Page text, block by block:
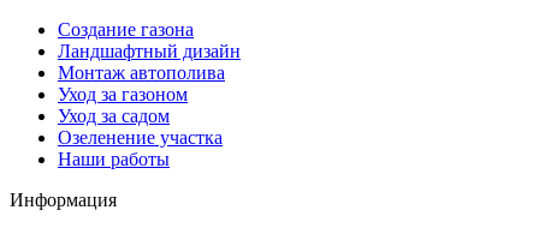
Создание газона
Ландшафтный дизайн
Монтаж автополива
Уход за газоном
Уход за садом
Озеленение участка
Наши работы
Информация